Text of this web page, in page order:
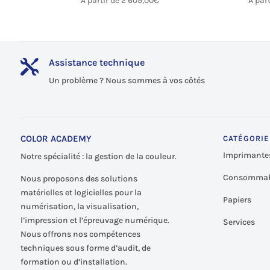
 Assistance technique
Un problème ? Nous sommes à vos côtés
COLOR ACADEMY
Notre spécialité : la gestion de la couleur.
Nous proposons des solutions
matérielles et logicielles pour la
numérisation, la visualisation,
l’impression et l’épreuvage numérique.
Nous offrons nos compétences
techniques sous forme d’audit, de
formation ou d’installation.
Papiers
Services